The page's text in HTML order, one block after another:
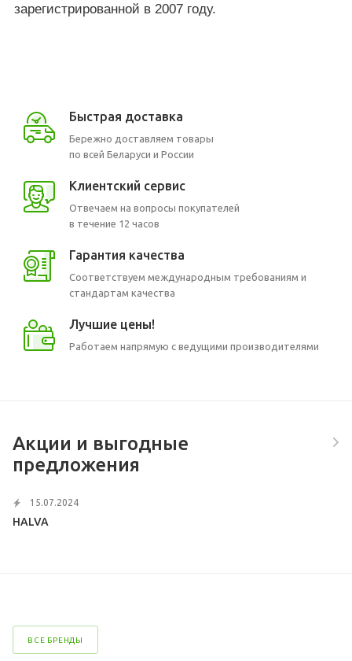
зарегистрированной в 2007 году.
Быстрая доставка
Бережно доставляем товары
по всей Беларуси и России
Клиентский сервис
Отвечаем на вопросы покупателей
в течение 12 часов
Гарантия качества
Соответствуем международным требованиям и
стандартам качества
Лучшие цены!
Работаем напрямую с ведущими производителями
Акции и выгодные
предложения
15.07.2024
HALVA
ВСЕ БРЕНДЫ